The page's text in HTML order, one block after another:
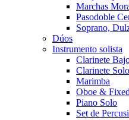
Marchas
Pasodoble
Soprano,
Dúos
Instrumento solista
Clarinete
Clarinete Solo
Marimba
Oboe &
Piano Solo
Set de